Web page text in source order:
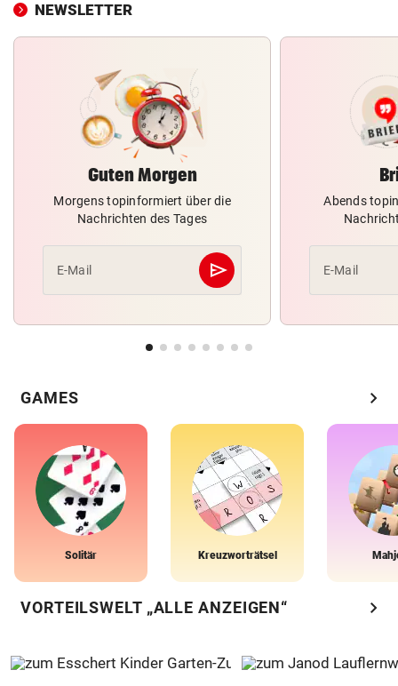
NEWSLETTER
Guten Morgen
Morgens topinformiert über die
Nachrichten des Tages
E-Mail send
Abschicken
Abends
E-Mail
GAMES chevron_right
Solitär Kreuzworträtsel
VORTEILSWELT „ALLE ANZEIGEN“ chevron_right